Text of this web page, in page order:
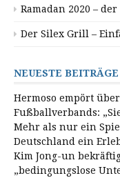
Ramadan 2020 –
Der Silex Grill –
NEUESTE BEITRÄGE
Hermoso empört
Fußballverbands:
Mehr als nur ein
Deutschland ein
Kim Jong-un
„bedingungslose